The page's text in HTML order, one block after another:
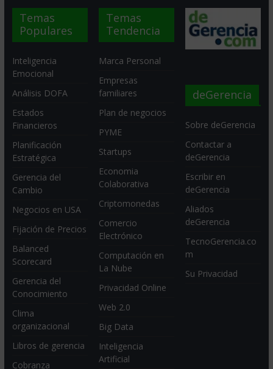
Temas
Populares
Inteligencia
Emocional
Análisis DOFA
Estados
Financieros
Planificación
Estratégica
Gerencia del
Cambio
Negocios en USA
Fijación de Precios
Balanced
Scorecard
Gerencia del
Conocimiento
Clima
organizacional
Libros de gerencia
Cobranza
Temas
Tendencia
Marca Personal
Empresas
familiares
Plan de negocios
PYME
Startups
Economia
Colaborativa
Criptomonedas
Comercio
Electrónico
Computación en
La Nube
Privacidad Online
Web 2.0
Big Data
Inteligencia
Artificial
deGerencia
Sobre deGerencia
Contactar a
deGerencia
Escribir en
deGerencia
Aliados
deGerencia
TecnoGerencia.co
m
Su Privacidad